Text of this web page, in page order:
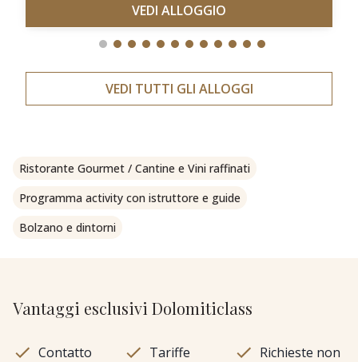
VEDI ALLOGGIO
VEDI TUTTI GLI ALLOGGI
Ristorante Gourmet / Cantine e Vini raffinati
Programma activity con istruttore e guide
Bolzano e dintorni
Vantaggi esclusivi Dolomiticlass
Contatto
Tariffe
Richieste non